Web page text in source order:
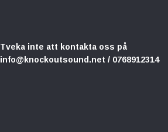
Tveka inte att kontakta oss på
info@knockoutsound.net / 0768912314